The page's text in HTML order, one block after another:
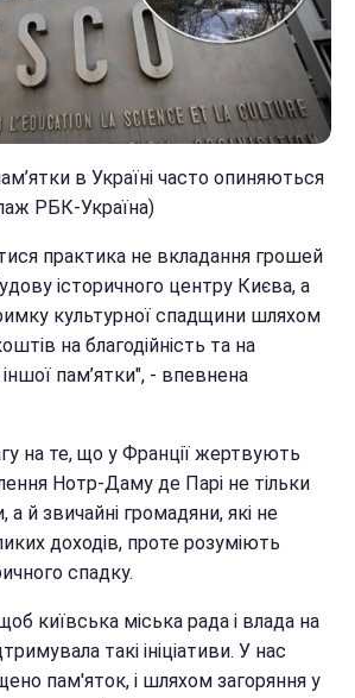
в Україні часто опиняються
РБК-Україна)
практика не вкладання грошей
історичного центру Києва, а
культурної спадщини шляхом
на благодійність та на
іншої пам’ятки", - впевнена
на те, що у Франції жертвують
Нотр-Даму де Парі не тільки
а й звичайні громадяни, які не
доходів, проте розуміють
спадку.
київська міська рада і влада на
такі ініціативи. У нас
пам'яток, і шляхом загоряння у